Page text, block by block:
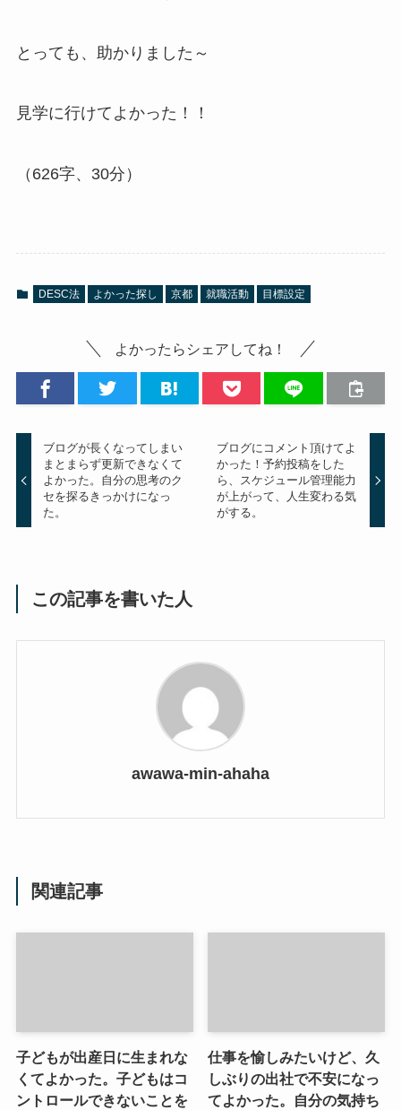
とっても、助かりました～
見学に行けてよかった！！
（626字、30分）
DESC法 よかった探し 京都 就職活動 目標設定
よかったらシェアしてね！
ブログが長くなってしまい
まとまらず更新できなくて
よかった。自分の思考のク
セを探るきっかけになっ
た。
ブログにコメント頂けてよ
かった！予約投稿をした
ら、スケジュール管理能力
が上がって、人生変わる気
がする。
この記事を書いた人
awawa-min-ahaha
関連記事
子どもが出産日に生まれな
くてよかった。子どもはコ
ントロールできないことを
仕事を愉しみたいけど、久
しぶりの出社で不安になっ
てよかった。自分の気持ち